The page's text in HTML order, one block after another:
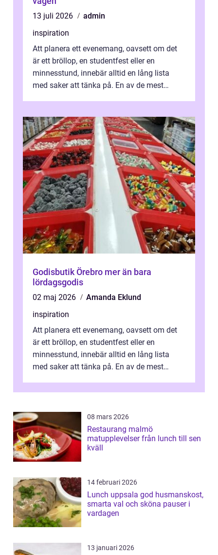
13 juli 2026
admin
inspiration
Att planera ett evenemang, oavsett om det
är ett bröllop, en studentfest eller en
minnesstund, innebär alltid en lång lista
med saker att tänka på. En av de mest
Godisbutik Örebro mer än bara
lördagsgodis
02 maj 2026
Amanda Eklund
inspiration
Att planera ett evenemang, oavsett om det
är ett bröllop, en studentfest eller en
minnesstund, innebär alltid en lång lista
med saker att tänka på. En av de mest
08 mars 2026
Restaurang malmö
matupplevelser från lunch till sen
kväll
14 februari 2026
Lunch uppsala god husmanskost,
smarta val och sköna pauser i
vardagen
13 januari 2026